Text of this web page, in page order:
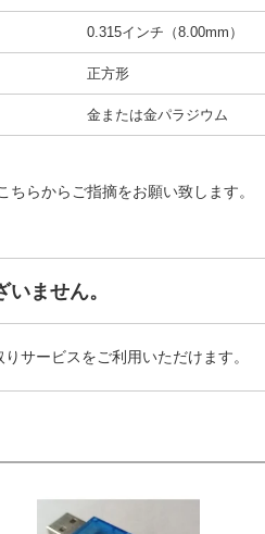
0.315インチ（8.00mm）
正方形
金または金パラジウム
らからご指摘をお願い致します。
ません。
サービスをご利用いただけます。